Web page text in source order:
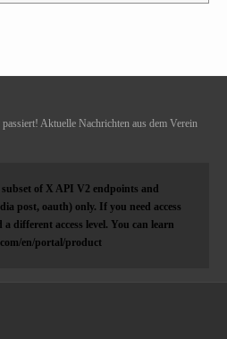
Aktuelle Nachrichten aus dem Verein
of X API V2 endpoints and
post, oauth) only. If you need access
different access level. You can learn
en/portal/product